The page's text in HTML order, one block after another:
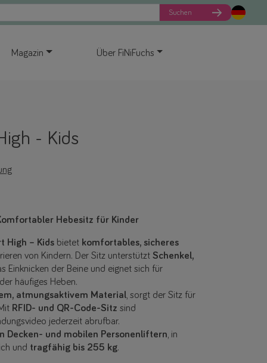
Suchen
Magazin Über FiNiFuchs
- Kids
Hebesitz für Kinder
High – Kids bietet komfortables, sicheres
von Kindern. Der Sitz unterstützt Schenkel,
Einknicken der Beine und eignet sich für
häufiges Heben.
atmungsaktivem Material, sorgt der Sitz für
RFID- und QR-Code-Sitz sind
jederzeit abrufbar.
Decken- und mobilen Personenliftern, in
und tragfähig bis 255 kg.